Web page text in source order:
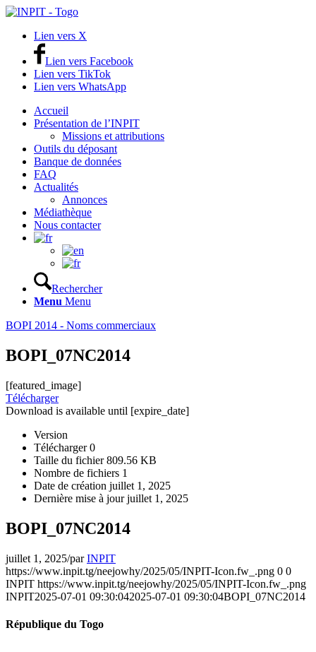
Lien vers X
Lien vers Facebook
Lien vers TikTok
Lien vers WhatsApp
Accueil
Présentation de l’INPIT
Missions et attributions
Outils du déposant
Banque de données
FAQ
Actualités
Annonces
Médiathèque
Nous contacter
Rechercher
Menu Menu
BOPI 2014 - Noms commerciaux
BOPI_07NC2014
[featured_image]
Télécharger
Download is available until [expire_date]
Version
Télécharger0
Taille du fichier809.56 KB
Nombre de fichiers 1
Date de création juillet 1, 2025
Dernière mise à jourjuillet 1, 2025
BOPI_07NC2014
juillet 1, 2025/parINPIT
https://www.inpit.tg/neejowhy/2025/05/INPIT-Icon.fw_.png 0 0
INPIT https://www.inpit.tg/neejowhy/2025/05/INPIT-Icon.fw_.png
INPIT2025-07-01 09:30:042025-07-01 09:30:04BOPI_07NC2014
République du Togo